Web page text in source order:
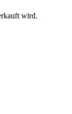
wird.